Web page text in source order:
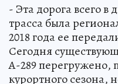
- Эта дорога всего в
трасса была
2018 года ее
Сегодня
А-289 перегружено,
курортного сезона,